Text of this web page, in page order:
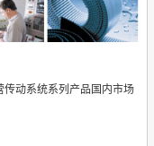
动系统系列产品国内市场